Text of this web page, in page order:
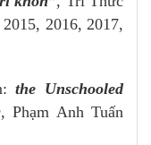
2016, 2017,
the Unschooled
, Phạm Anh Tuấn